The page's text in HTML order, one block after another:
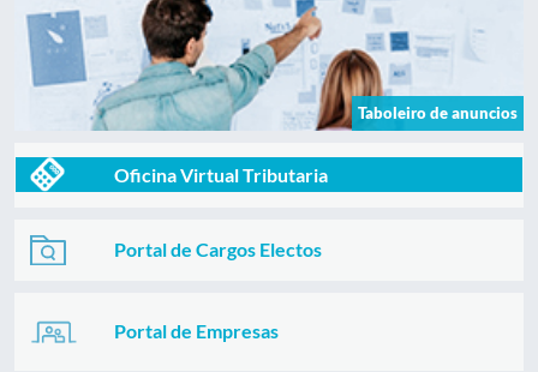
Taboleiro de anuncios
Oficina Virtual Tributaria
Portal de Cargos Electos
Portal de Empresas